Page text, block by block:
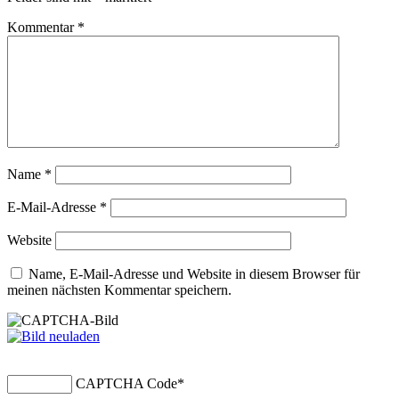
Kommentar *
Name *
E-Mail-Adresse *
Website
Name, E-Mail-Adresse und Website in diesem Browser für
meinen nächsten Kommentar speichern.
CAPTCHA Code*